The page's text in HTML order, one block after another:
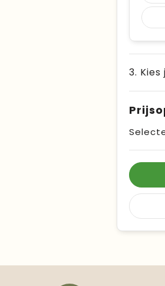
3.